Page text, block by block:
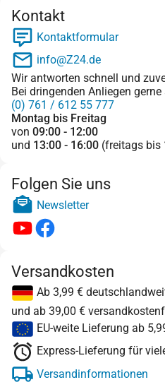
Kontakt
Kontaktformular
info@Z24.de
Wir antworten schnell und
Bei dringenden Anliegen
(0) 761 / 612 55 777
Montag bis Freitag
von 09:00 - 12:00
und 13:00 - 16:00 (freitags bis
Folgen Sie uns
Newsletter
Versandkosten
Ab 3,99 €
und ab 39,00 €
EU-weite Lieferung ab
Express-Lieferung für
Versandinformationen